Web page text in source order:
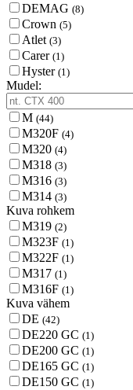
DEMAG (8)
Crown (5)
Atlet (3)
Carer (1)
Hyster (1)
Mudel:
M (44)
M320F (4)
M320 (4)
M318 (3)
M316 (3)
M314 (3)
Kuva rohkem
M319 (2)
M323F (1)
M322F (1)
M317 (1)
M316F (1)
Kuva vähem
DE (42)
DE220 GC (1)
DE200 GC (1)
DE165 GC (1)
DE150 GC (1)